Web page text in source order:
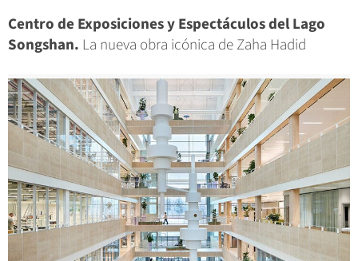
Centro de Exposiciones y Espectáculos del Lago
Songshan. La nueva obra icónica de Zaha Hadid